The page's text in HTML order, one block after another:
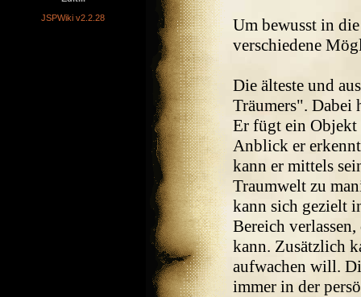
JSPWiki v2.2.28
Um bewusst in
verschiedene
Die älteste und
Träumers". Dabei
Er fügt ein Objekt
Anblick er
kann er mittels
Traumwelt zu
kann sich gezielt
Bereich
kann. Zusätzlich
aufwachen will.
immer in der